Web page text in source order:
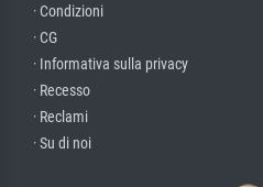
· Condizioni
· CG
· Informativa sulla privacy
· Recesso
· Reclami
· Su di noi